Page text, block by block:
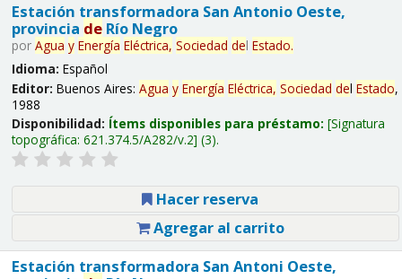
Estación transformadora San Antonio Oeste,
provincia deRío Negro
por Agua y Energía Eléctrica, Sociedad del Estado.
Idioma: Español
Editor: Buenos Aires: Agua y Energía Eléctrica, Sociedad del Estado,
1988
Disponibilidad: Ítems disponibles para préstamo: Signatura
topográfica: 621.374.5/A282/v.2 (3).
Hacer reserva
Agregar al carrito
Estación transformadora San Antoni Oeste,